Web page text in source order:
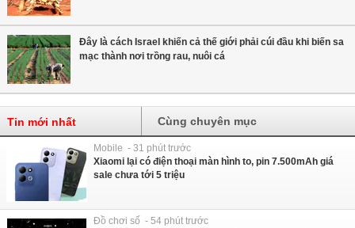
Đây là cách Israel khiến cả thế giới phải cúi đầu khi biến sa
mạc thành nơi trồng rau, nuôi cá
Tin mới nhất Cùng chuyên mục
Mobile - 31 phút trước
Xiaomi lại có điện thoại màn hình to, pin 7.500mAh giá
sale chưa tới 5 triệu
Đồ chơi số - 54 phút trước